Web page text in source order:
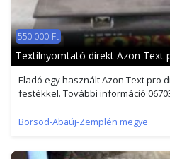
550 000 Ft
Textilnyomtató direkt Azon Text
Eladó egy használt Azon Text pro
festékkel. További információ
Borsod-Abaúj-Zemplén megye